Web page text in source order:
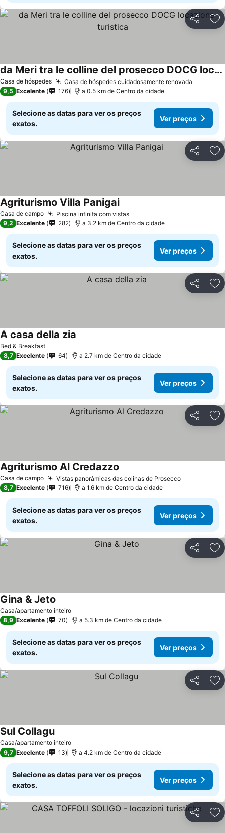
Partilhar
Casa de hóspedes Casa de hóspedes cuidadosamente renovada
da Meri tra le colline del prosecco DOCG locazione turistica
9,5 Excelente 176 a 0.5 km de Centro da cidade
Selecione as datas para ver os preços
exatos.
Ver preços
Partilhar
Casa de campo Piscina infinita com vistas
Agriturismo Villa Panigai
9,2 Excelente 282 a 3.2 km de Centro da cidade
Selecione as datas para ver os preços
exatos.
Ver preços
Partilhar
Bed & Breakfast
A casa della zia
8,7 Excelente 64 a 2.7 km de Centro da cidade
Selecione as datas para ver os preços
exatos.
Ver preços
Partilhar
Casa de campo Vistas panorâmicas das colinas de Prosecco
Agriturismo Al Credazzo
8,7 Excelente 716 a 1.6 km de Centro da cidade
Selecione as datas para ver os preços
exatos.
Ver preços
Partilhar
Casa/apartamento inteiro
Gina & Jeto
8,9 Excelente 70 a 5.3 km de Centro da cidade
Selecione as datas para ver os preços
exatos.
Ver preços
Partilhar
Casa/apartamento inteiro
Sul Collagu
9,7 Excelente 13 a 4.2 km de Centro da cidade
Selecione as datas para ver os preços
exatos.
Ver preços
Partilhar